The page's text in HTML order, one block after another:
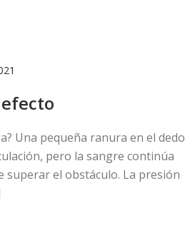
Una pequeña ranura en el dedo
pero la sangre continúa
superar el obstáculo. La presión